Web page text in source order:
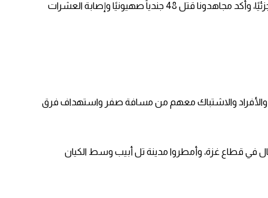
وقال الناطق العسكري باسم كتائب القسام أبو عبيدة في بيان: ” تمكن مجاهدو القسام خلال الـ 4 أيام الماضية من تدمير 35 آلية عسكرية كليًا أو جزئيًا، وأكد مجاهدونا قتل 48 جندياً صهيونيًا وإصابة العشرات
للتحصينات والأفراد والاشتباك معهم من مسافة صفر واستهداف فرق
في قطاع غزة، وأمطروا مدينة تل أبيب وسط الكيان